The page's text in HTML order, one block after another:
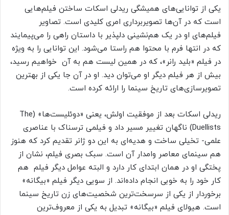
یکی از توانایی‌های همیشگی ریدلی اسکات ساختن فیلم‌هایی
است که در آن‌ها تصویربرداری امری کلیدی است. تصاویر
فیلم‌های او در یک هم‌نشینی دلپذیر با داستان راهی را می‌پیمایند
که در انتها فرم با محتوا هم راستا می‌شود. این توانایی را به ویژه
در فیلم «بلید رانر»، که در همین لیست هم به آن خواهیم رسید،
بیش از هر فیلم دیگر او می‌توان دید. او در آن جا یکی از بهترین
تصویرسازی‌های تاریخ سینما را ارائه کرده است.
ریدلی اسکات بعد از موفقیت اولش، یعنی «دوئلیست‌ها» (The
Duellists) ناگهان تغییر مسیر داد و فیلمی ترسناک با عناصری
علمی- تخیلی ساخت و هدیه‌ای به این دو ژانر تقدیم کرد که هنوز
هم سینمای معاصر وامدار آن است. سبک بصری فیلم، نشان از
پختگی او در همان ابتدای کار دارد و البته عوامل دیگر فیلم هم
کار خود را به خوبی انجام داده‌اند. از سویی دیگر فیلم «بیگانه»
برخوردار از یکی از سرسخت‌ترین شخصیت‌های زن تاریخ سینما
است. هیولای فیلم «بیگانه» تبدیل به یکی از معروف‌ترین